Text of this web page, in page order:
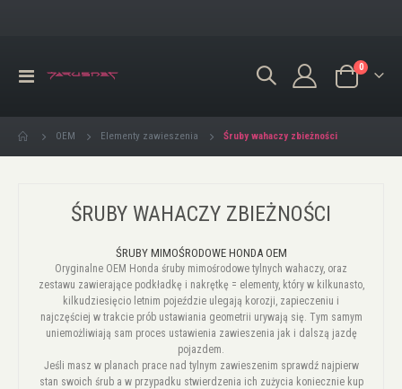
Przełącznik
Koszyk
0produkty/
OEM Elementy zawieszenia Śruby wahaczy zbieżności
ŚRUBY WAHACZY ZBIEŻNOŚCI
ŚRUBY MIMOŚRODOWE HONDA OEM
Oryginalne OEM Honda śruby mimośrodowe tylnych wahaczy, oraz
zestawu zawierające podkładkę i nakrętkę = elementy, który w kilkunasto,
kilkudziesięcio letnim pojeździe ulegają korozji, zapieczeniu i
najczęściej w trakcie prób ustawiania geometrii urywają się. Tym samym
uniemożliwiają sam proces ustawienia zawieszenia jak i dalszą jazdę
pojazdem.
Jeśli masz w planach prace nad tylnym zawieszenim sprawdź najpierw
stan swoich śrub a w przypadku stwierdzenia ich zużycia koniecznie kup